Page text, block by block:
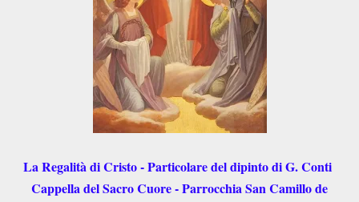
La Regalità di Cristo - Particolare del dipinto di G. Conti
Cappella del Sacro Cuore - Parrocchia San Camillo de